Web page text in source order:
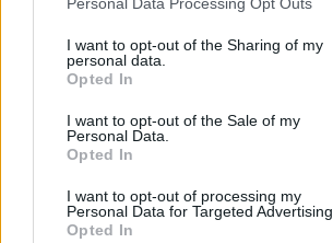
I want to opt-out of the Sharing of my
personal data.
Opted In
I want to opt-out of the Sale of my
Personal Data.
Opted In
I want to opt-out of processing my
Personal Data for Targeted Advertising.
Opted In